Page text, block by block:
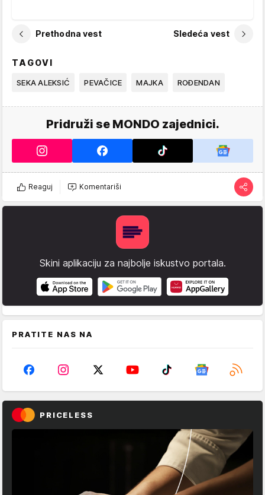
Prethodna vest Sledeća vest
TAGOVI
SEKA ALEKSIĆ PEVAČICE MAJKA ROĐENDAN
Pridruži se MONDO zajednici.
Reaguj Komentariši
Skini aplikaciju za najbolje iskustvo portala.
PRATITE NAS NA
PRICELESS